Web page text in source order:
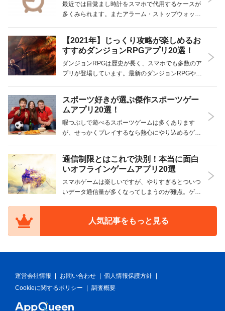
最近では目覚まし時計をスマホで代用するケースが
多くみられます。またアラーム・ストップウォッチ
た。朝、起きられない方でも気持ちよく朝を迎える
ことができる…
【2021年】じっくり攻略が楽しめるお
すすめダンジョンRPGアプリ20選！
ダンジョンRPGは歴史が長く、スマホでも多数のア
プリが登場しています。最新のダンジョンRPGやロ
選んでみましょう。 人気のおすすめダンジョンRP…
スポーツ好きが選ぶ傑作スポーツゲー
ムアプリ20選！
暇つぶしで遊べるスポーツゲームは多くあります
が、せっかくプレイするなら熱心にやり込めるゲー
スポーツゲームアプリをご紹介します！ サッカーか
ら野球、テ…
通信制限とはこれで決別！本当に面白
いオフラインゲームアプリ20選
スマホゲームは楽しいですが、やりすぎるとついつ
いデータ通信量が多くなってしまうのが難点。ゲー
回はオフラインでも遊べるゲームアプリについてご
人気記事をもっと見る
運営会社情報 お問い合わせ 個人情報保護方針
Cookieに関するポリシー
調査概要